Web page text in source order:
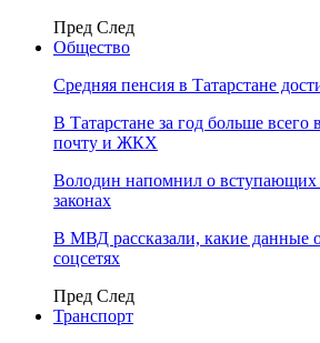
Пред След
Общество
Средняя пенсия в Татарстане
В Татарстане за год больше
почту и ЖКХ
Володин напомнил о вступающих
законах
В МВД рассказали, какие данные
соцсетях
Пред След
Транспорт